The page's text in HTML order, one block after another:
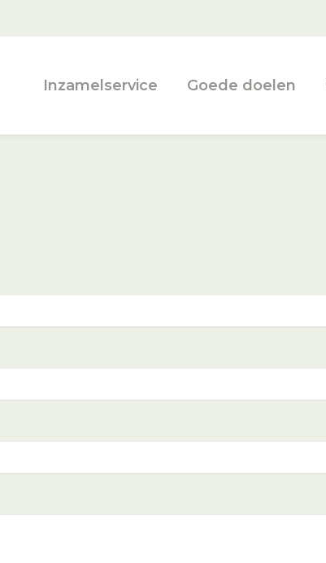
Inzamelservice Goede doelen